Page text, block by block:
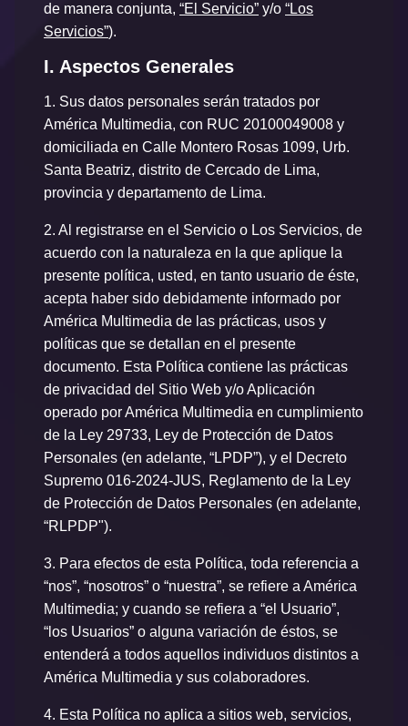
de manera conjunta, “El Servicio” y/o “Los
Servicios”).
I. Aspectos Generales
1. Sus datos personales serán tratados por
América Multimedia, con RUC 20100049008 y
domiciliada en Calle Montero Rosas 1099, Urb.
Santa Beatriz, distrito de Cercado de Lima,
provincia y departamento de Lima.
2. Al registrarse en el Servicio o Los Servicios, de
acuerdo con la naturaleza en la que aplique la
presente política, usted, en tanto usuario de éste,
acepta haber sido debidamente informado por
América Multimedia de las prácticas, usos y
políticas que se detallan en el presente
documento. Esta Política contiene las prácticas
de privacidad del Sitio Web y/o Aplicación
operado por América Multimedia en cumplimiento
de la Ley 29733, Ley de Protección de Datos
Personales (en adelante, “LPDP”), y el Decreto
Supremo 016-2024-JUS, Reglamento de la Ley
de Protección de Datos Personales (en adelante,
“RLPDP").
3. Para efectos de esta Política, toda referencia a
“nos”, “nosotros” o “nuestra”, se refiere a América
Multimedia; y cuando se refiera a “el Usuario”,
“los Usuarios” o alguna variación de éstos, se
entenderá a todos aquellos individuos distintos a
América Multimedia y sus colaboradores.
4. Esta Política no aplica a sitios web, servicios,